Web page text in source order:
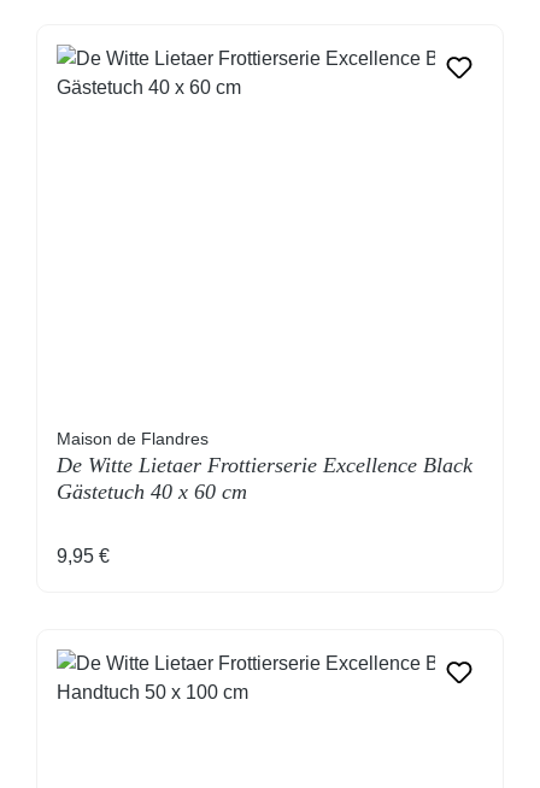
Maison de Flandres
De Witte Lietaer Frottierserie Excellence Black
Gästetuch 40 x 60 cm
Regulärer Preis:
9,95 €